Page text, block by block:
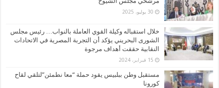
30 يوليو، 2025
خلال استقباله وكيلة القوي العاملة بالنواب… رئيس مجلس
الشورى البحريني يؤكد أن التجربة المصرية في الاتحادات
النقابية حققت أهداف مرجوة
15 فبراير، 2024
مستقبل وطن ببلبيس يقود حملة “معا نطمئن”لتلقي لقاح
كورونا